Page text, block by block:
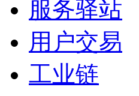
服务驿站
用户交易
工业链